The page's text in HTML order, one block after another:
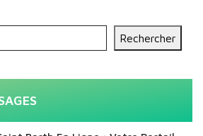
Rechercher